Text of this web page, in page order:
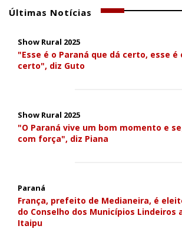
Últimas Notícias
Show Rural 2025
"Esse é o Paraná que dá certo, esse é
certo", diz Guto
Show Rural 2025
"O Paraná vive um bom momento e
com força", diz Piana
Paraná
França, prefeito de Medianeira, é
do Conselho dos Municípios Lindeiros
Itaipu